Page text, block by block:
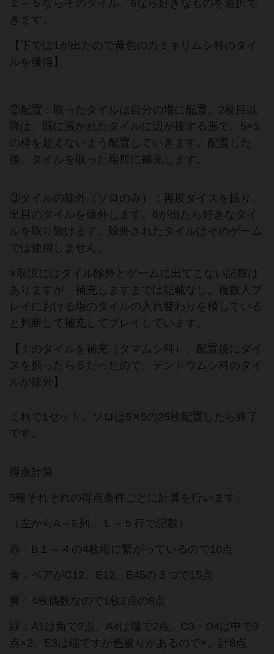
１～５ならそのタイル、6なら好きなものを選択で
きます。
【下では1が出たので黄色のカミキリムシ科のタイ
ルを獲得】
②配置：取ったタイルは自分の場に配置。2枚目以
降は、既に置かれたタイルに辺が接する形で、5×5
の枠を超えないよう配置していきます。配置した
後、タイルを取った場所に補充します。
③タイルの除外（ソロのみ）：再度ダイスを振り、
出目のタイルを除外します。6が出たら好きなタイ
ルを取り除けます。除外されたタイルはそのゲーム
では使用しません。
※取説にはタイル除外とゲームに出てこない記載は
ありますが、補充しますまでは記載なし。複数人プ
レイにおける場のタイルの入れ替わりを模している
と判断して補充してプレイしています。
【１のタイルを補充（タマムシ科）、配置後にダイ
スを振ったら５だったので、テントウムシ科のタイ
ルが除外】
これで1セット。ソロは5✕5の25枚配置したら終了
です。
得点計算
5種それぞれの得点条件ごとに計算を行います。
（左からA～E列、１～５行で記載）
赤：B１～４の4枚縦に繋がっているので10点
青：ペアがC12、E12、E45の３つで15点
黄：4枚偶数なので1枚2点の8点
緑：A1は角で2点、A4は端で2点、C3・D4は中で3
点×2、E3は端ですが色被りがあるので×。計8点